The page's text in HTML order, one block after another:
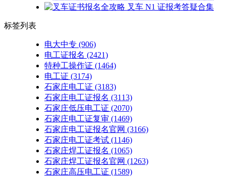
标签列表
电大中专 (906)
电工证报名 (2421)
特种工操作证 (1464)
电工证 (3174)
石家庄电工证 (3183)
石家庄电工证报名 (3113)
石家庄低压电工证 (2070)
石家庄电工证复审 (1469)
石家庄电工证报名官网 (3166)
石家庄电工证考试 (1146)
石家庄焊工证报名 (1065)
石家庄焊工证报名官网 (1263)
石家庄高压电工证 (1589)